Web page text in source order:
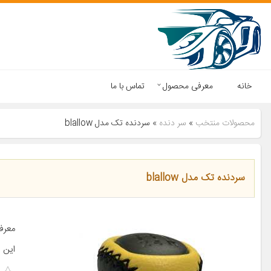
خانه معرفی محصول تماس با ما
محصولات منتخب » سر دنده » سردنده تک مدل blallow
سردنده تک مدل blallow